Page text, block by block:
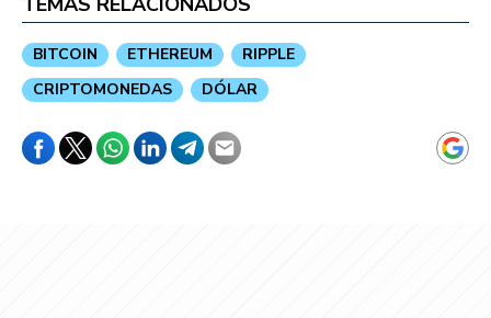
BITCOIN ETHEREUM
RIPPLE
CRIPTOMONEDAS
DÓLAR